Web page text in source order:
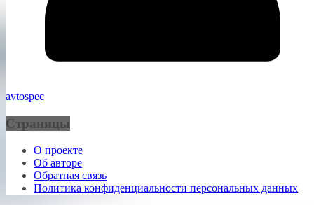
avtospec
Страницы
О проекте
Об авторе
Обратная связь
Политика конфиденциальности персональных данных